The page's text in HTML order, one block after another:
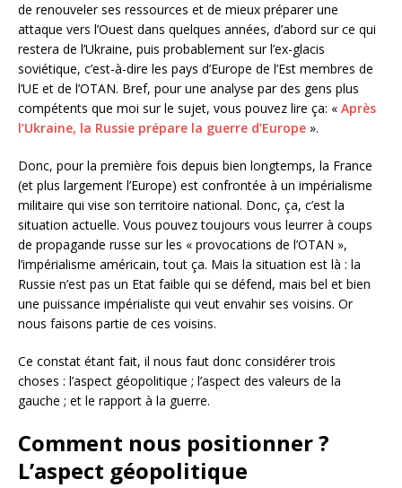
de renouveler ses ressources et de mieux préparer une
attaque vers l’Ouest dans quelques années, d’abord sur ce qui
restera de l’Ukraine, puis probablement sur l’ex-glacis
soviétique, c’est-à-dire les pays d’Europe de l’Est membres de
l’UE et de l’OTAN. Bref, pour une analyse par des gens plus
compétents que moi sur le sujet, vous pouvez lire ça: « Après
l’Ukraine, la Russie prépare la guerre d’Europe ».
Donc, pour la première fois depuis bien longtemps, la France
(et plus largement l’Europe) est confrontée à un impérialisme
militaire qui vise son territoire national. Donc, ça, c’est la
situation actuelle. Vous pouvez toujours vous leurrer à coups
de propagande russe sur les « provocations de l’OTAN »,
l’impérialisme américain, tout ça. Mais la situation est là : la
Russie n’est pas un Etat faible qui se défend, mais bel et bien
une puissance impérialiste qui veut envahir ses voisins. Or
nous faisons partie de ces voisins.
Ce constat étant fait, il nous faut donc considérer trois
choses : l’aspect géopolitique ; l’aspect des valeurs de la
gauche ; et le rapport à la guerre.
Comment nous positionner ?
L’aspect géopolitique